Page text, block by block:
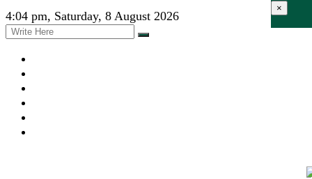
4:04 pm, Saturday, 8 August 2026
×